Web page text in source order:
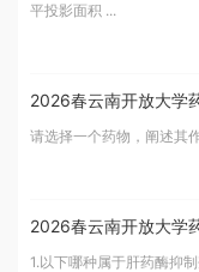
平投影面积 ...
2026春云南开放大学
请选择一个药物，阐述其
2026春云南开放大学
1.以下哪种属于肝药酶抑